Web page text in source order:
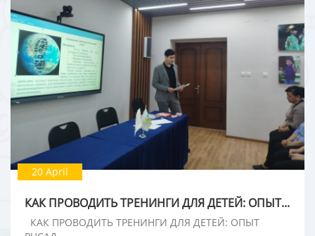
20 April
КАК ПРОВОДИТЬ ТРЕНИНГИ ДЛЯ ДЕТЕЙ: ОПЫТ РЦСАД
КАК ПРОВОДИТЬ ТРЕНИНГИ ДЛЯ ДЕТЕЙ: ОПЫТ